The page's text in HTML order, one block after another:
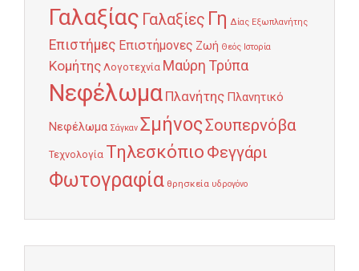
Γαλαξίας Γαλαξίες Γη Δίας Εξωπλανήτης
Επιστήμες Επιστήμονες Ζωή Θεός Ιστορία
Κομήτης Λογοτεχνία Μαύρη Τρύπα
Νεφέλωμα Πλανήτης Πλανητικό
Νεφέλωμα Σάγκαν ΣμήνοςΣουπερνόβα
Τεχνολογία Τηλεσκόπιο Φεγγάρι
Φωτογραφία θρησκεία υδρογόνο